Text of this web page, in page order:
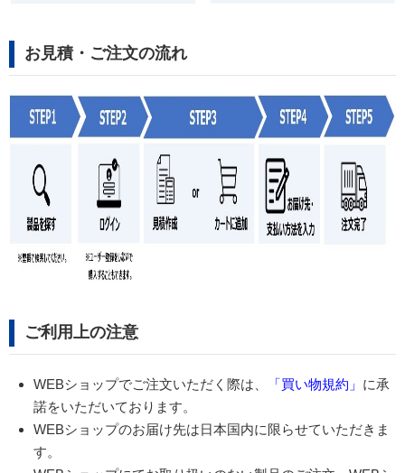
お見積・ご注文の流れ
ご利用上の注意
WEBショップでご注文いただく際は、 「買い物規約」 に承
諾をいただいております。
WEBショップのお届け先は日本国内に限らせていただきま
す。